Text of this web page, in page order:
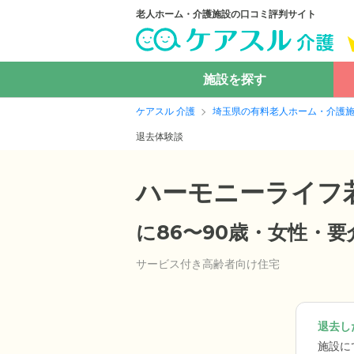
老人ホーム・介護施設の口コミ評判サイト
施設を探す
ケアスル 介護 埼玉県の有料老人ホーム・介護
退去体験談
ハーモニーライフ
に86〜90歳・女性・要
サービス付き高齢者向け住宅
退去し
施設に